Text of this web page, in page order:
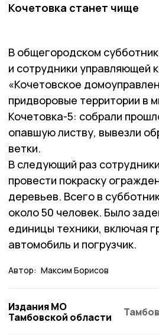
Кочетовка станет чище
В общегородском
и сотрудники управляющей
«Кочетовское
придворовые территории в
Кочетовка-5: собрали
опавшую листву, вывезли
ветки.
В следующий раз
провести покраску
деревьев. Всего в
около 50 человек. Было
единицы техники, включая
автомобиль и погрузчик.
Автор: Максим Борисов
Издания МО
Тамбовской области